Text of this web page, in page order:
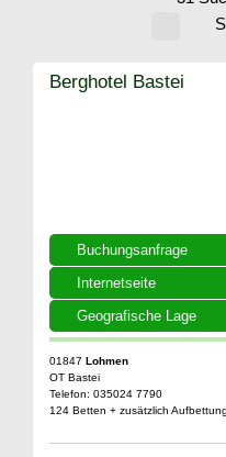
Buchungsanfrage
Internetseite
Geografische Lage
Berghotel Bastei
01847 Lohmen
OT Bastei
Telefon: 035024 7790
124 Betten + zusätzlich Aufbettung